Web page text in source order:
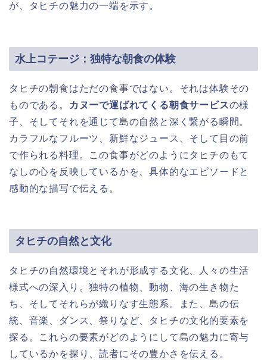
が、タヒチの魅力の一端を示す。
水上コテージ：独特な朝食の体験
タヒチの朝食はただの食事ではない。それは体験その
ものである。
カヌーで運ばれてくる朝食サービスの様
子、そしてそれを通じて島の自然と深く繋がる瞬間。
カラフルなフルーツ、新鮮なジュース、そして目の前
で作られる料理。この食事がどのようにタヒチのもて
なしの心を反映しているかを、具体的なエピソードと
感動的な描写で伝える。
タヒチの自然と文化
タヒチの自然環境とそれが形成する文化、人々の生活
様式への深入り。独特の植物、動物、海の生き物た
ち、そしてそれらが織りなす生態系。また、島の伝
統、音楽、ダンス、祭りなど、タヒチの文化的要素を
探る。これらの要素がどのようにして島の魅力に寄与
しているかを探り、読者にその豊かさを伝える。